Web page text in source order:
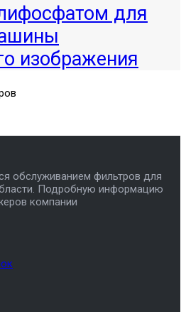
для
обслуживанием фильтров для
Подробную информацию
компании